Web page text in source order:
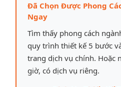
Đã Chọn Được Phong
Ngay
Tìm thấy phong cách
quy trình thiết kế 5 bước
trang dịch vụ chính. Hoặc
giờ, có dịch vụ riêng.